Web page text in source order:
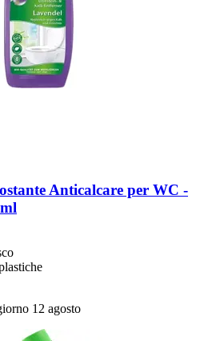
Anticalcare per WC -​
12 agosto